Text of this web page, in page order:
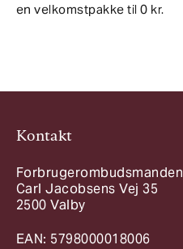
en velkomstpakke til 0 kr.
Kontakt
Forbrugerombudsmanden
Carl Jacobsens Vej 35
2500 Valby
EAN: 5798000018006